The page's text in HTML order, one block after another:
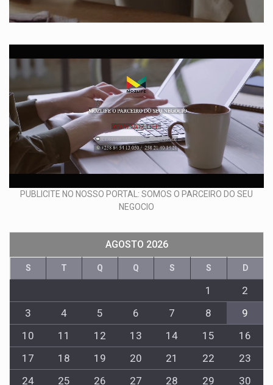
PUBLICITE NO NOSSO PORTAL: SOMOS O PARCEIRO DO SEU
NEGOCIO
AGOSTO 2026
S T Q Q S S D
1
2
3
4 5 6 7 8
9
10
11 12 13 14 15
16
17
18 19 20 21 22
23
24
25 26 27 28 29
30